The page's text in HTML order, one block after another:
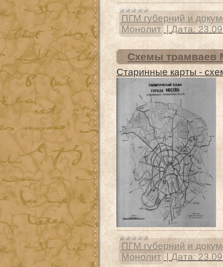
ПГМ губерний и
Монолит |Дата:
Схемы трамваев
Старинные карты -
ПГМ губерний и
Монолит |Дата: